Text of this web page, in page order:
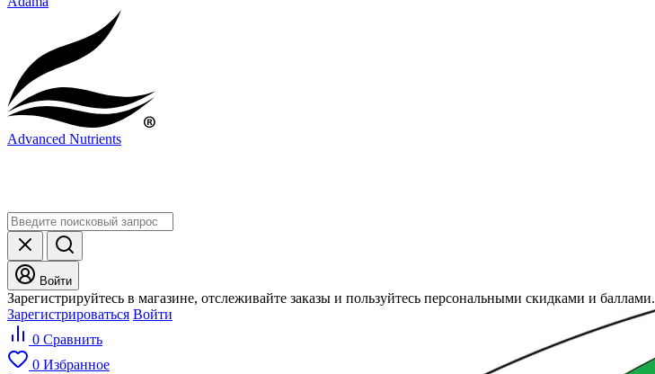
Advanced Nutrients
Войти
Зарегистрируйтесь в магазине, отслеживайте заказы и пользуйтесь персональными скидками и баллами.
Зарегистрироваться Войти
0 Сравнить
0 Избранное